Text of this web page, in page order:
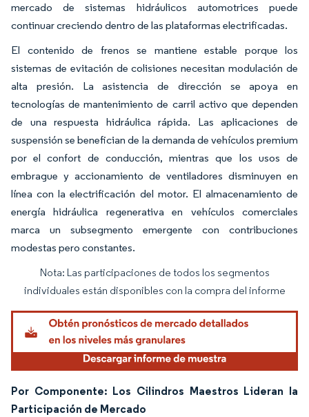
mercado de sistemas hidráulicos automotrices puede
continuar creciendo dentro de las plataformas electrificadas.
El contenido de frenos se mantiene estable porque los
sistemas de evitación de colisiones necesitan modulación de
alta presión. La asistencia de dirección se apoya en
tecnologías de mantenimiento de carril activo que dependen
de una respuesta hidráulica rápida. Las aplicaciones de
suspensión se benefician de la demanda de vehículos premium
por el confort de conducción, mientras que los usos de
embrague y accionamiento de ventiladores disminuyen en
línea con la electrificación del motor. El almacenamiento de
energía hidráulica regenerativa en vehículos comerciales
marca un subsegmento emergente con contribuciones
modestas pero constantes.
Imagen © Mordor Intelligence. El uso requiere atribución según CC BY 4.0.
Nota: Las participaciones de todos los segmentos
individuales están disponibles con la compra del informe
Por Componente: Los Cilindros Maestros Lideran la
Participación de Mercado